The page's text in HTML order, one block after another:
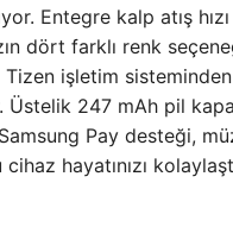
Entegre kalp atış
dört farklı renk
işletim sisteminden
Üstelik 247 mAh pil
Pay desteği,
hayatınızı